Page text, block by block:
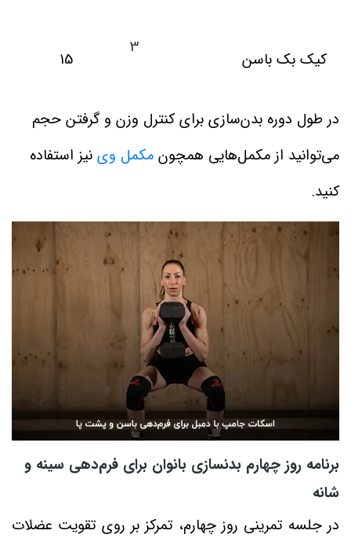
کیک‌ بک باسن
3
15
در طول دوره بدن‌سازی برای کنترل وزن و گرفتن حجم
می‌توانید از مکمل‌هایی همچون مکمل وی نیز استفاده
کنید.
برنامه روز چهارم بدنسازی بانوان برای فرم‌دهی سینه و
شانه
در جلسه تمرینی روز چهارم، تمرکز بر روی تقویت عضلات